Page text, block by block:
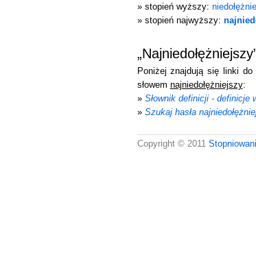
» stopień wyższy:
» stopień najwyższy:
Poniżej znajdują się linki
słowem najniedołężniejszy:
» Słownik definicji - definicje
» Szukaj hasła
Copyright © 2011